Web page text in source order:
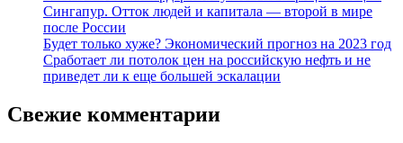
Сингапур. Отток людей и капитала — второй в мире
после России
Будет только хуже? Экономический прогноз на 2023 год
Сработает ли потолок цен на российскую нефть и не
приведет ли к еще большей эскалации
Свежие комментарии